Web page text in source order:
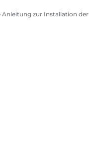
zur Installation